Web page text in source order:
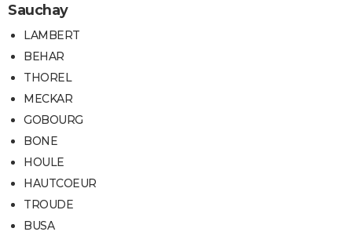
Sauchay
LAMBERT
BEHAR
THOREL
MECKAR
GOBOURG
BONE
HOULE
HAUTCOEUR
TROUDE
BUSA